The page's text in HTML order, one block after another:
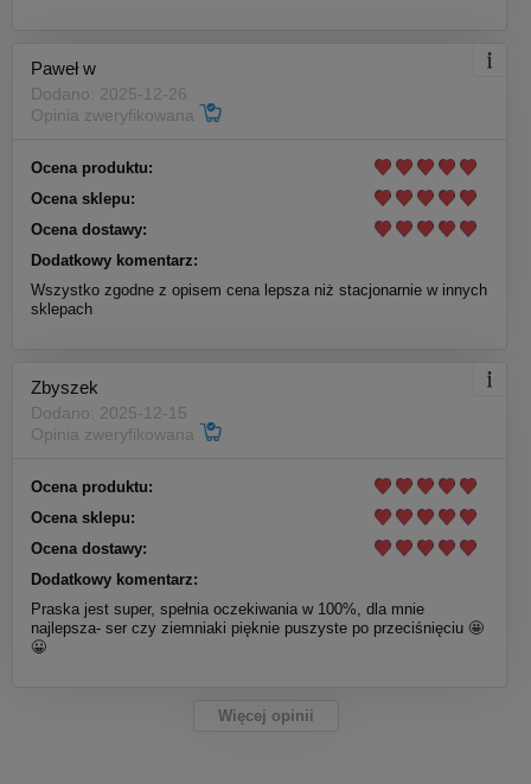
Paweł w
Dodano: 2025-12-26
Opinia zweryfikowana
Ocena produktu:
Ocena sklepu:
Ocena dostawy:
Dodatkowy komentarz:
Wszystko zgodne z opisem cena lepsza niż stacjonarnie w innych
sklepach
Zbyszek
Dodano: 2025-12-15
Opinia zweryfikowana
Ocena produktu:
Ocena sklepu:
Ocena dostawy:
Dodatkowy komentarz:
Praska jest super, spełnia oczekiwania w 100%, dla mnie
najlepsza- ser czy ziemniaki pięknie puszyste po przeciśnięciu 🤩
😀
Więcej opinii